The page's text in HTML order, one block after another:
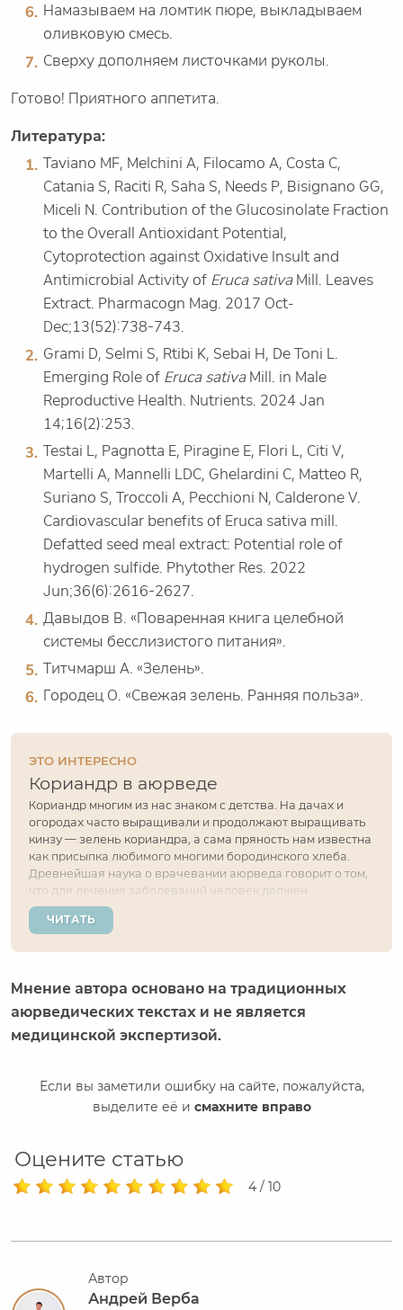
Намазываем на ломтик пюре, выкладываем
оливковую смесь.
Сверху дополняем листочками руколы.
Готово! Приятного аппетита.
Литература:
Taviano MF, Melchini A, Filocamo A, Costa C,
Catania S, Raciti R, Saha S, Needs P, Bisignano GG,
Miceli N. Contribution of the Glucosinolate Fraction
to the Overall Antioxidant Potential,
Cytoprotection against Oxidative Insult and
Antimicrobial Activity of Eruca sativaMill. Leaves
Extract. Pharmacogn Mag. 2017 Oct-
Dec;13(52):738-743.
Grami D, Selmi S, Rtibi K, Sebai H, De Toni L.
Emerging Role of Eruca sativaMill. in Male
Reproductive Health. Nutrients. 2024 Jan
14;16(2):253.
Testai L, Pagnotta E, Piragine E, Flori L, Citi V,
Martelli A, Mannelli LDC, Ghelardini C, Matteo R,
Suriano S, Troccoli A, Pecchioni N, Calderone V.
Cardiovascular benefits of Eruca sativa mill.
Defatted seed meal extract: Potential role of
hydrogen sulfide. Phytother Res. 2022
Jun;36(6):2616-2627.
Давыдов В. «Поваренная книга целебной
системы бесслизистого питания».
Титчмарш А. «Зелень».
Городец О. «Свежая зелень. Ранняя польза».
ЭТО ИНТЕРЕСНО
Кориандр в аюрведе
Кориандр многим из нас знаком с детства. На дачах и
огородах часто выращивали и продолжают выращивать
кинзу — зелень кориандра, а сама пряность нам известна
как присыпка любимого многими бородинского хлеба.
Древнейшая наука о врачевании аюрведа говорит о том,
что для лечения заболеваний человек должен
использовать те травы и растения, которые произрастают
рядом с ним. Кориандр как раз является...
ЧИТАТЬ
Мнение автора основано на традиционных
аюрведических текстах и не является
медицинской экспертизой.
Если вы заметили ошибку на сайте, пожалуйста,
выделите её и смахните вправо
Оцените статью
4 / 10
Автор
Андрей Верба